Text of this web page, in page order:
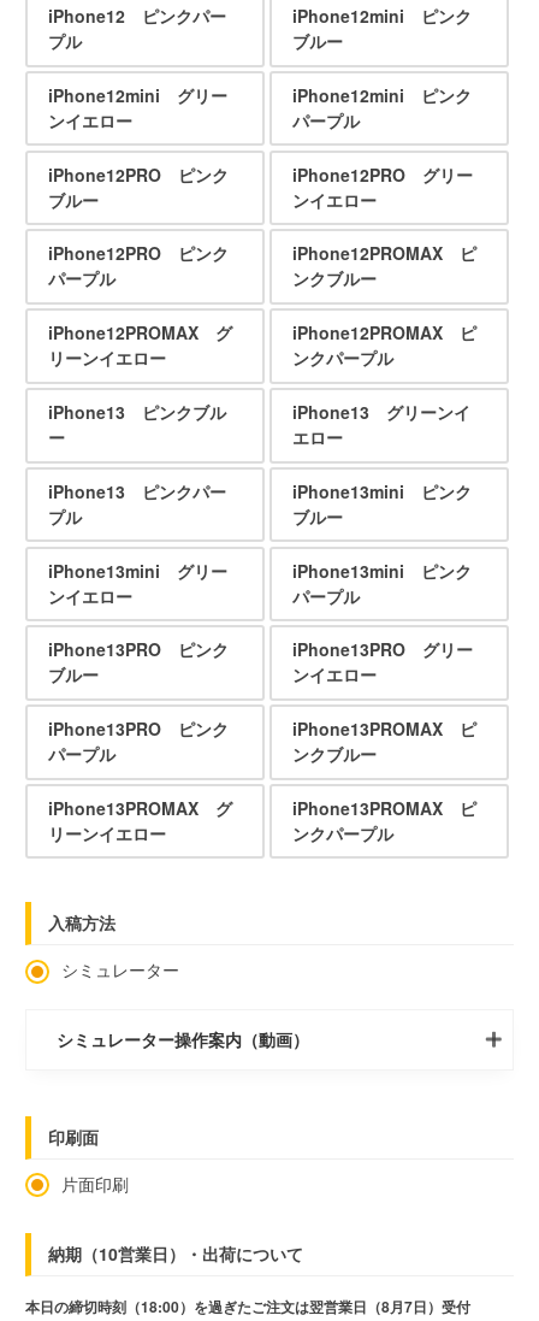
iPhone12 ピンクパー
プル
iPhone12mini ピンク
ブルー
iPhone12mini グリー
ンイエロー
iPhone12mini ピンク
パープル
iPhone12PRO ピンク
ブルー
iPhone12PRO グリー
ンイエロー
iPhone12PRO ピンク
パープル
iPhone12PROMAX ピ
ンクブルー
iPhone12PROMAX グ
リーンイエロー
iPhone12PROMAX ピ
ンクパープル
iPhone13 ピンクブル
ー
iPhone13 グリーンイ
エロー
iPhone13 ピンクパー
プル
iPhone13mini ピンク
ブルー
iPhone13mini グリー
ンイエロー
iPhone13mini ピンク
パープル
iPhone13PRO ピンク
ブルー
iPhone13PRO グリー
ンイエロー
iPhone13PRO ピンク
パープル
iPhone13PROMAX ピ
ンクブルー
iPhone13PROMAX グ
リーンイエロー
iPhone13PROMAX ピ
ンクパープル
入稿方法
シミュレーター
シミュレーター操作案内（動画）
印刷面
片面印刷
納期（10営業日）・出荷について
本日の締切時刻（18:00）を過ぎたご注文は翌営業日（8月7日）受付